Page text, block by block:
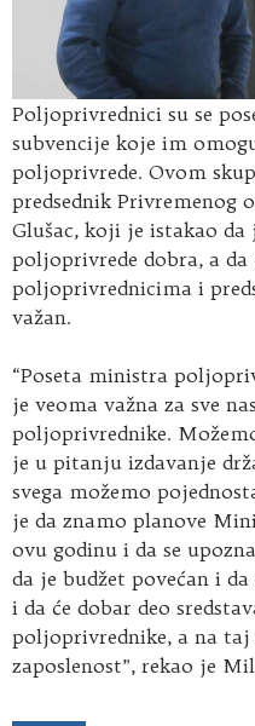
Poljoprivrednici su se
subvencije koje im
poljoprivrede. Ovom
predsednik Privremenog
Glušac, koji je istakao
poljoprivrede dobra, a
poljoprivrednicima i
važan.
“Poseta ministra
je veoma važna za sve
poljoprivrednike.
je u pitanju izdavanje
svega možemo
je da znamo planove
ovu godinu i da se
da je budžet povećan i
i da će dobar deo
poljoprivrednike, a na
zaposlenost”, rekao je